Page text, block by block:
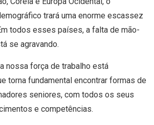
trará uma enorme escassez
todos esses países, a falta de mão-
se agravando.
nossa força de trabalho está
torna fundamental encontrar formas de
seniores, com todos os seus
e competências.